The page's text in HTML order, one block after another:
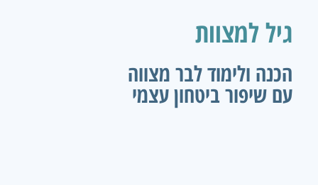
גיל למצוות
הכנה ולימוד לבר מצווה
עם שיפור ביטחון עצמי